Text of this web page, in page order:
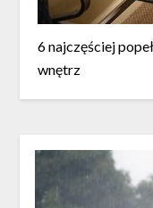
6 najczęściej
wnętrz